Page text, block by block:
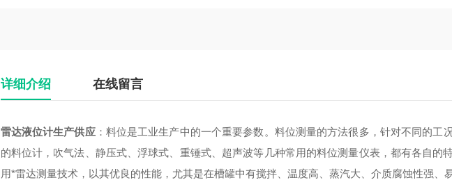
详细介绍 在线留言
雷达液位计生产供应：料位是工业生产中的一个重要参数。料位测量的方法很多，针对不同的工
的料位计，吹气法、静压式、浮球式、重锤式、超声波等几种常用的料位测量仪表，都有各自的
用*雷达测量技术，以其优良的性能，尤其是在槽罐中有搅拌、温度高、蒸汽大、介质腐蚀性强、